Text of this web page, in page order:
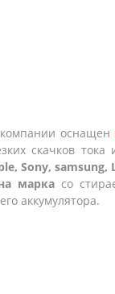
компании оснащен
скачков
Sony, samsung,
маркасо
аккумулятора.